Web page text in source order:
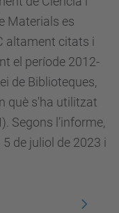
Materials es
altament citats i
el període 2012-
de Biblioteques,
què s'ha utilitzat
Segons l’informe,
de juliol de 2023 i